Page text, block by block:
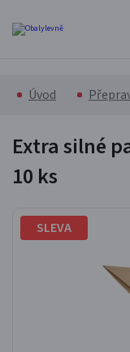
Úvod
Extra silné
10 ks
SLEVA